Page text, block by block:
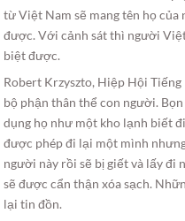
từ Việt Nam sẽ mang tên họ của
được. Với cảnh sát thì người
biệt được.
Robert Krzyszto, Hiệp Hội
bộ phận thân thể con người.
dụng họ như một kho lạnh biết
được phép đi lại một mình
người này rồi sẽ bị giết và lấy đi
sẽ được cẩn thận xóa sạch.
lại tin đồn.